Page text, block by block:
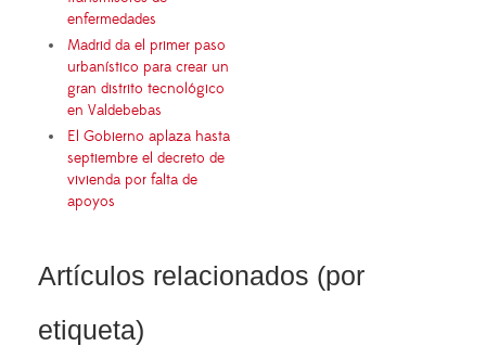
enfermedades
Madrid da el primer paso
urbanístico para crear un
gran distrito tecnológico
en Valdebebas
El Gobierno aplaza hasta
septiembre el decreto de
vivienda por falta de
apoyos
Artículos relacionados (por
etiqueta)